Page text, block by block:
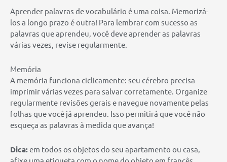
Aprender palavras de vocabulário é uma coisa. Memorizá-
los a longo prazo é outra! Para lembrar com sucesso as
palavras que aprendeu, você deve aprender as palavras
várias vezes, revise regularmente.
Memória
A memória funciona ciclicamente: seu cérebro precisa
imprimir várias vezes para salvar corretamente. Organize
regularmente revisões gerais e navegue novamente pelas
folhas que você já aprendeu. Isso permitirá que você não
esqueça as palavras à medida que avança!
Dica:em todos os objetos do seu apartamento ou casa,